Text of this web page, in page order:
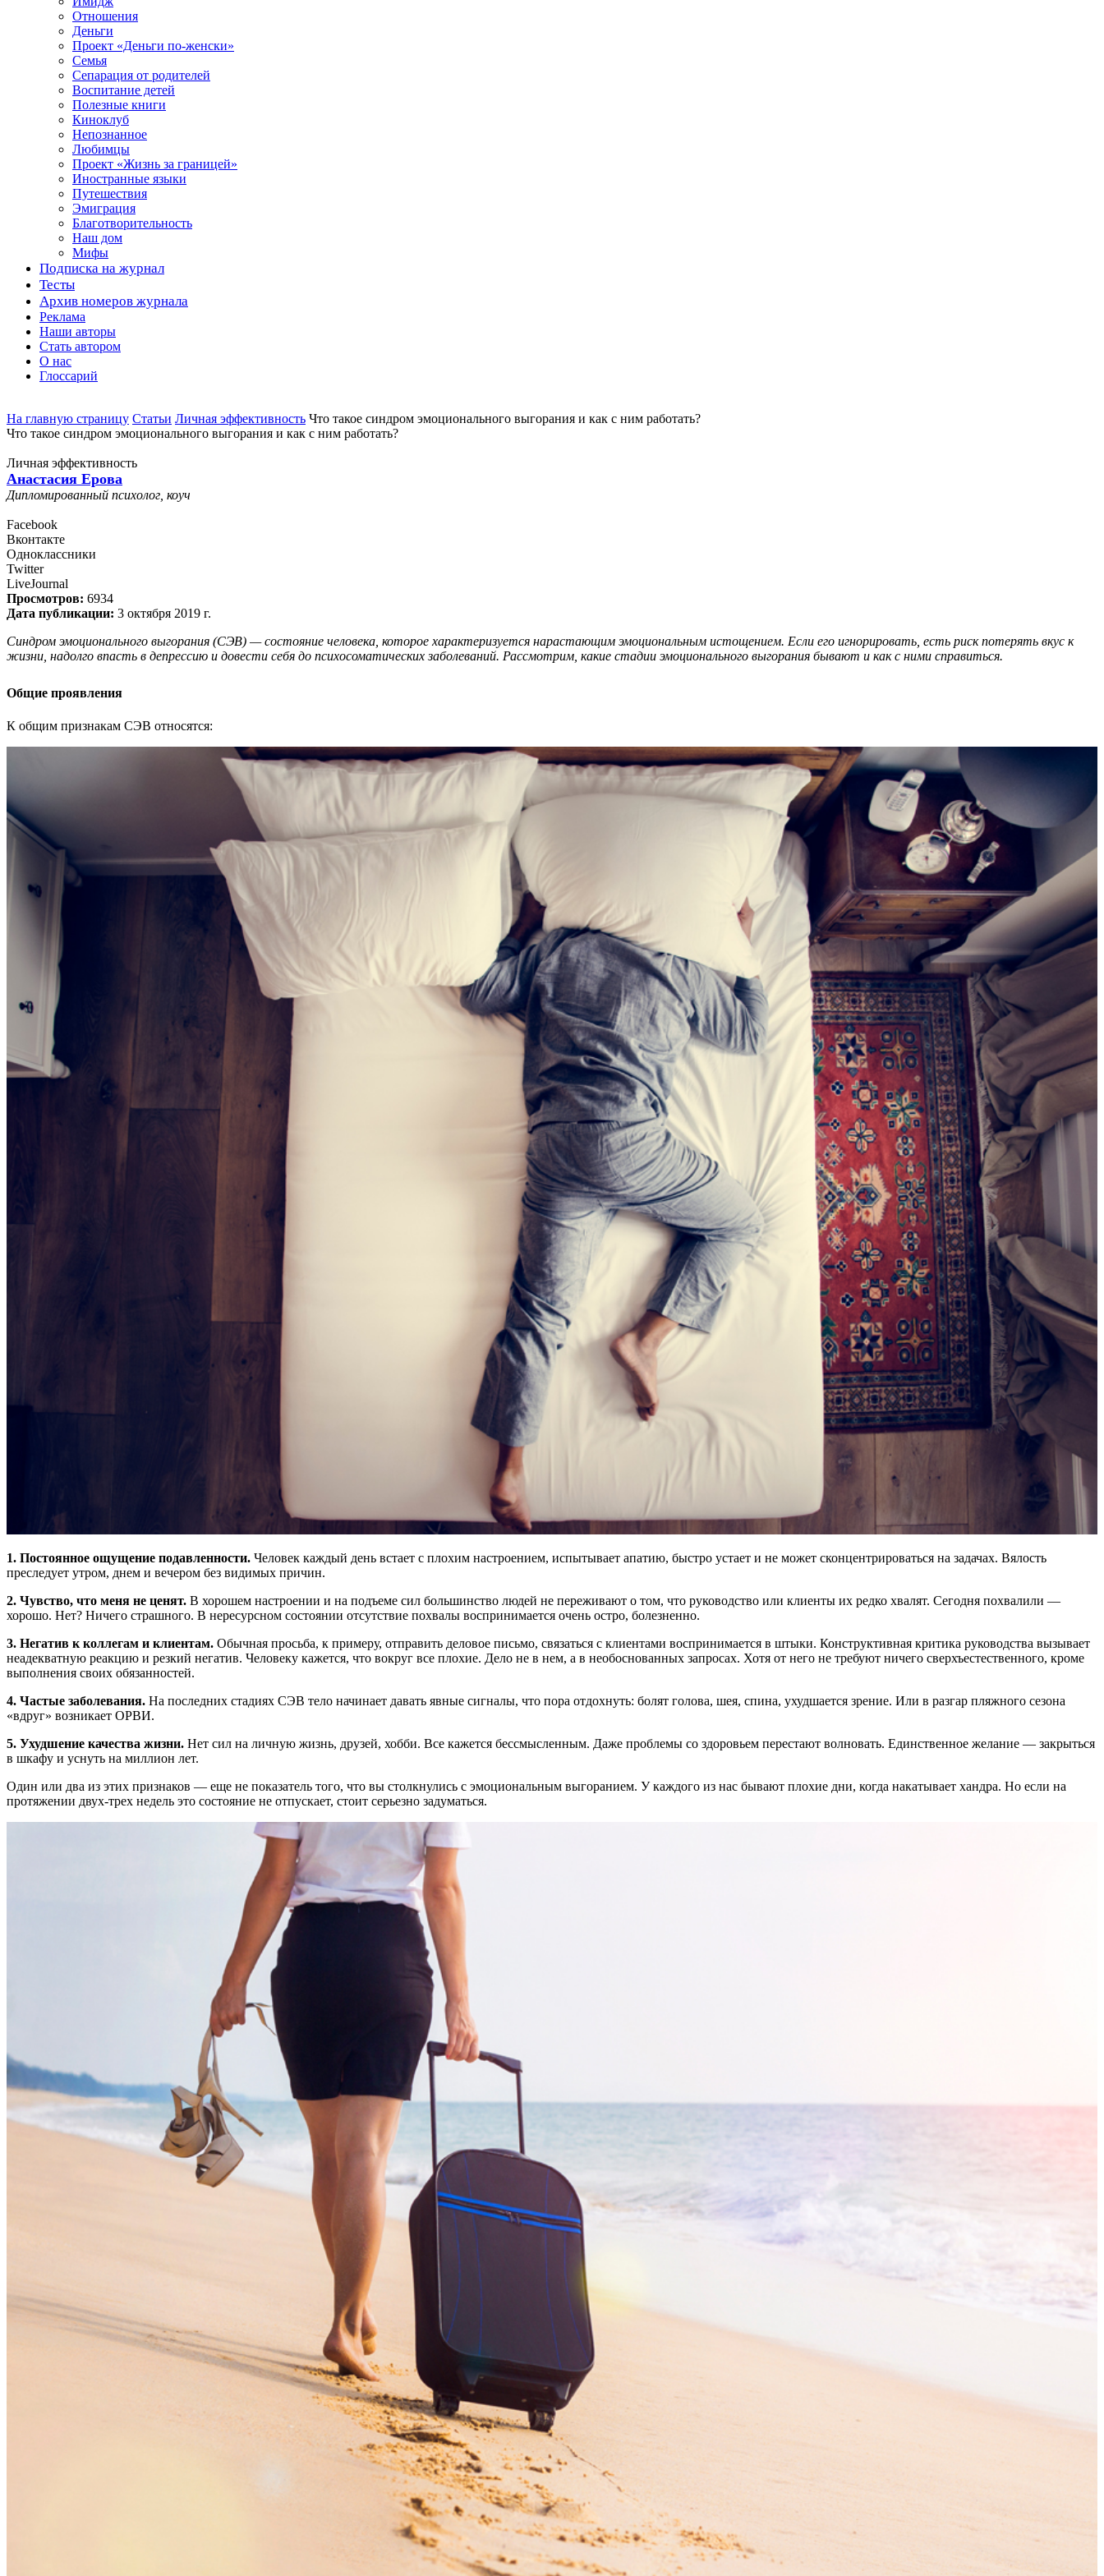
Отношения
Деньги
Проект «Деньги по-женски»
Семья
Сепарация от родителей
Воспитание детей
Полезные книги
Киноклуб
Непознанное
Любимцы
Проект «Жизнь за границей»
Иностранные языки
Путешествия
Эмиграция
Благотворительность
Наш дом
Мифы
Подписка на журнал
Тесты
Архив номеров журнала
Реклама
Наши авторы
Стать автором
О нас
Глоссарий
На главную страницу Статьи Личная эффективность Что такое синдром эмоционального выгорания и как с ним работать?
Что такое синдром эмоционального выгорания и как с ним работать?
Личная эффективность
Анастасия Ерова
Дипломированный психолог, коуч
Facebook
Вконтакте
Одноклассники
Twitter
LiveJournal
Просмотров: 6934
Дата публикации: 3 октября 2019 г.
Синдром эмоционального выгорания (СЭВ) — состояние человека, которое характеризуется нарастающим эмоциональным истощением. Если его игнорировать, есть риск потерять вкус к
жизни, надолго впасть в депрессию и довести себя до психосоматических заболеваний. Рассмотрим, какие стадии эмоционального выгорания бывают и как с ними справиться.
Общие проявления
К общим признакам СЭВ относятся:
1. Постоянное ощущение подавленности. Человек каждый день встает с плохим настроением, испытывает апатию, быстро устает и не может сконцентрироваться на задачах. Вялость
преследует утром, днем и вечером без видимых причин.
2. Чувство, что меня не ценят. В хорошем настроении и на подъеме сил большинство людей не переживают о том, что руководство или клиенты их редко хвалят. Сегодня похвалили —
хорошо. Нет? Ничего страшного. В нересурсном состоянии отсутствие похвалы воспринимается очень остро, болезненно.
3. Негатив к коллегам и клиентам. Обычная просьба, к примеру, отправить деловое письмо, связаться с клиентами воспринимается в штыки. Конструктивная критика руководства вызывает
неадекватную реакцию и резкий негатив. Человеку кажется, что вокруг все плохие. Дело не в нем, а в необоснованных запросах. Хотя от него не требуют ничего сверхъестественного, кроме
выполнения своих обязанностей.
4. Частые заболевания. На последних стадиях СЭВ тело начинает давать явные сигналы, что пора отдохнуть: болят голова, шея, спина, ухудшается зрение. Или в разгар пляжного сезона
«вдруг» возникает ОРВИ.
5. Ухудшение качества жизни. Нет сил на личную жизнь, друзей, хобби. Все кажется бессмысленным. Даже проблемы со здоровьем перестают волновать. Единственное желание — закрыться
в шкафу и уснуть на миллион лет.
Один или два из этих признаков — еще не показатель того, что вы столкнулись с эмоциональным выгоранием. У каждого из нас бывают плохие дни, когда накатывает хандра. Но если на
протяжении двух-трех недель это состояние не отпускает, стоит серьезно задуматься.